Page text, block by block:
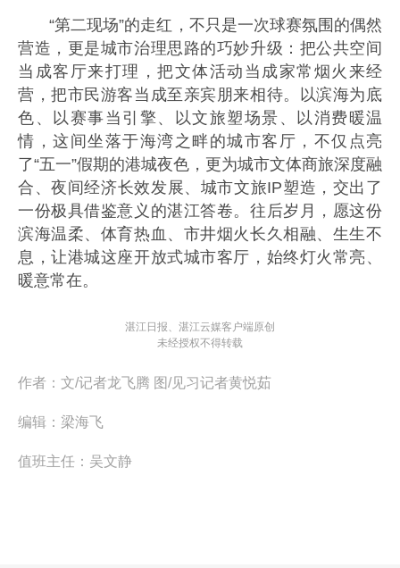
“第二现场”的走红，不只是一次球赛氛围的偶然
营造，更是城市治理思路的巧妙升级：把公共空间
当成客厅来打理，把文体活动当成家常烟火来经
营，把市民游客当成至亲宾朋来相待。以滨海为底
色、以赛事当引擎、以文旅塑场景、以消费暖温
情，这间坐落于海湾之畔的城市客厅，不仅点亮
了“五一”假期的港城夜色，更为城市文体商旅深度融
合、夜间经济长效发展、城市文旅IP塑造，交出了
一份极具借鉴意义的湛江答卷。往后岁月，愿这份
滨海温柔、体育热血、市井烟火长久相融、生生不
息，让港城这座开放式城市客厅，始终灯火常亮、
暖意常在。
湛江日报、湛江云媒客户端原创
未经授权不得转载
作者： 文/记者龙飞腾 图/见习记者黄悦茹
编辑： 梁海飞
值班主任： 吴文静